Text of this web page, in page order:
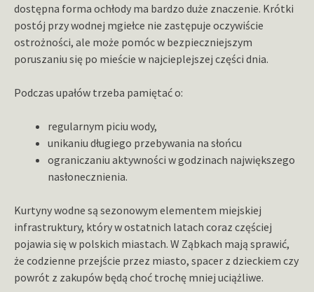
dostępna forma ochłody ma bardzo duże znaczenie. Krótki
postój przy wodnej mgiełce nie zastępuje oczywiście
ostrożności, ale może pomóc w bezpieczniejszym
poruszaniu się po mieście w najcieplejszej części dnia.
Podczas upałów trzeba pamiętać o:
regularnym piciu wody,
unikaniu długiego przebywania na słońcu
ograniczaniu aktywności w godzinach największego
nasłonecznienia.
Kurtyny wodne są sezonowym elementem miejskiej
infrastruktury, który w ostatnich latach coraz częściej
pojawia się w polskich miastach. W Ząbkach mają sprawić,
że codzienne przejście przez miasto, spacer z dzieckiem czy
powrót z zakupów będą choć trochę mniej uciążliwe.